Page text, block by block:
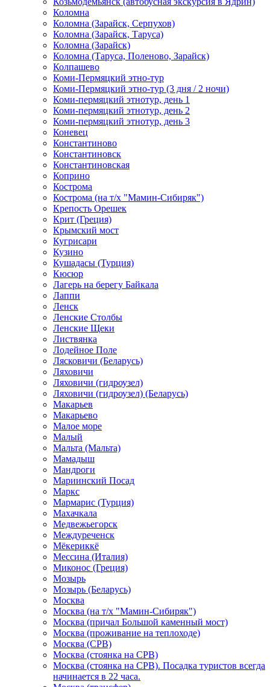
Коломна
Коломна (Зарайск, Серпухов)
Коломна (Зарайск, Таруса)
Коломна (Зарайск)
Коломна (Таруса, Поленово, Зарайск)
Колпашево
Коми-Пермяцкий этно-тур
Коми-Пермяцкий этно-тур (3 дня / 2 ночи)
Коми-пермяцкий этнотур, день 1
Коми-пермяцкий этнотур, день 2
Коми-пермяцкий этнотур, день 3
Коневец
Константиново
Константиновск
Константиновская
Коприно
Кострома
Кострома (на т/х "Мамин-Сибиряк")
Крепость Орешек
Крит (Греция)
Крымский мост
Кугрисари
Кузино
Кушадасы (Турция)
Кюсюр
Лагерь на берегу Байкала
Лаппи
Ленск
Ленские Столбы
Ленские Щеки
Листвянка
Лодейное Поле
Лясковичи (Беларусь)
Ляховичи
Ляховичи (гидроузел)
Ляховичи (гидроузел) (Беларусь)
Макарьев
Макарьево
Малое море
Малый
Мальта (Мальта)
Мамадыш
Мандроги
Мариинский Посад
Маркс
Мармарис (Турция)
Махачкала
Медвежьегорск
Междуреченск
Мёкериккё
Мессина (Италия)
Миконос (Греция)
Мозырь
Мозырь (Беларусь)
Москва
Москва (на т/х "Мамин-Сибиряк")
Москва (причал Большой каменный мост)
Москва (проживание на теплоходе)
Москва (СРВ)
Москва (стоянка на СРВ)
Москва (стоянка на СРВ). Посадка туристов всегда
начинается в 22 часа.